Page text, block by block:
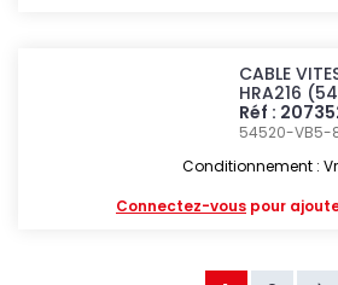
CABLE
HRA216
Réf :
54520-VB5-
Conditionnement :
Connectez-vous pour